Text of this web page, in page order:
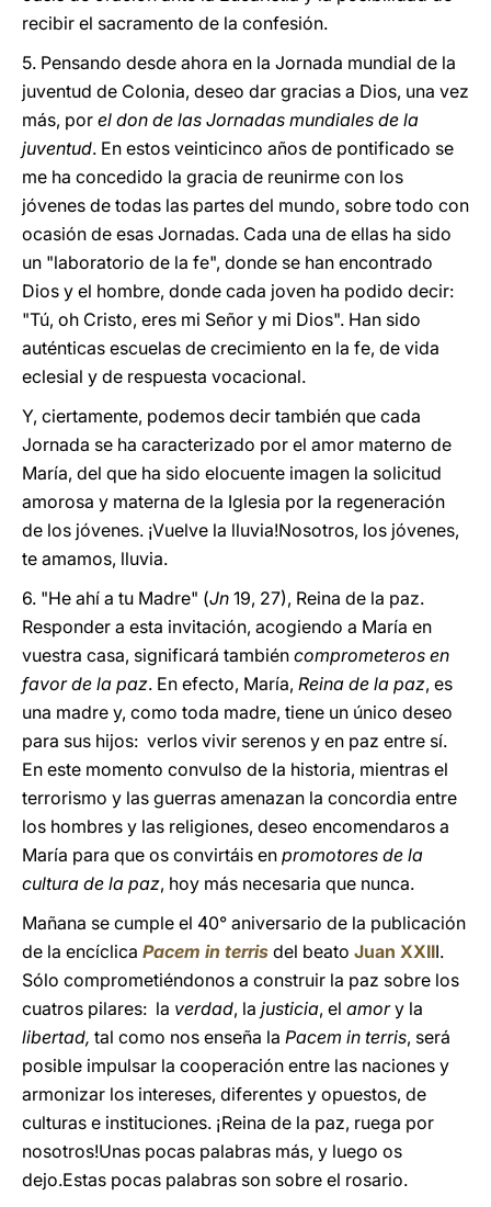
recibir el sacramento de la confesión.
5. Pensando desde ahora en la Jornada mundial de la
juventud de Colonia, deseo dar gracias a Dios, una vez
más, por el don de las Jornadas mundiales de la
juventud. En estos veinticinco años de pontificado se
me ha concedido la gracia de reunirme con los
jóvenes de todas las partes del mundo, sobre todo con
ocasión de esas Jornadas. Cada una de ellas ha sido
un "laboratorio de la fe", donde se han encontrado
Dios y el hombre, donde cada joven ha podido decir:
"Tú, oh Cristo, eres mi Señor y mi Dios". Han sido
auténticas escuelas de crecimiento en la fe, de vida
eclesial y de respuesta vocacional.
Y, ciertamente, podemos decir también que cada
Jornada se ha caracterizado por el amor materno de
María, del que ha sido elocuente imagen la solicitud
amorosa y materna de la Iglesia por la regeneración
de los jóvenes. ¡Vuelve la lluvia!Nosotros, los jóvenes,
te amamos, lluvia.
6. "He ahí a tu Madre" (Jn 19, 27), Reina de la paz.
Responder a esta invitación, acogiendo a María en
vuestra casa, significará también comprometeros en
favor de la paz. En efecto, María, Reina de la paz, es
una madre y, como toda madre, tiene un único deseo
para sus hijos: verlos vivir serenos y en paz entre sí.
En este momento convulso de la historia, mientras el
terrorismo y las guerras amenazan la concordia entre
los hombres y las religiones, deseo encomendaros a
María para que os convirtáis en promotores de la
cultura de la paz, hoy más necesaria que nunca.
Mañana se cumple el 40° aniversario de la publicación
de la encíclica Pacem in terris del beato Juan XXIII.
Sólo comprometiéndonos a construir la paz sobre los
cuatros pilares: la verdad, la justicia, el amory la
libertad, tal como nos enseña la Pacem in terris, será
posible impulsar la cooperación entre las naciones y
armonizar los intereses, diferentes y opuestos, de
culturas e instituciones. ¡Reina de la paz, ruega por
nosotros!Unas pocas palabras más, y luego os
dejo.Estas pocas palabras son sobre el rosario.